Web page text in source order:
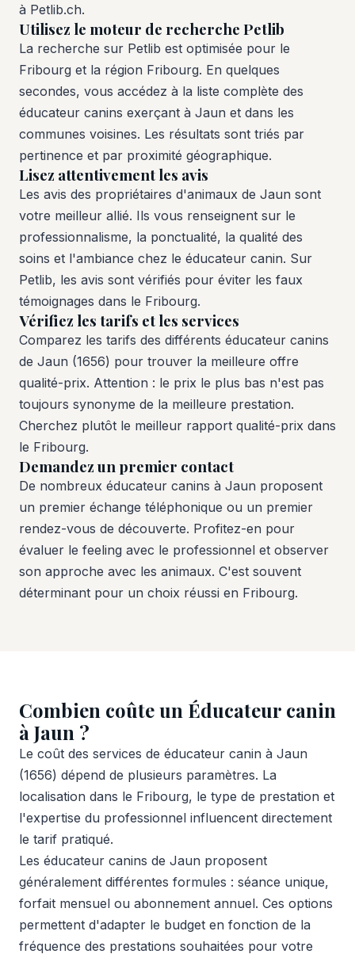
à Petlib.ch.
Utilisez le moteur de recherche Petlib
La recherche sur Petlib est optimisée pour le
Fribourg et la région Fribourg. En quelques
secondes, vous accédez à la liste complète des
éducateur canins exerçant à Jaun et dans les
communes voisines. Les résultats sont triés par
pertinence et par proximité géographique.
Lisez attentivement les avis
Les avis des propriétaires d'animaux de Jaun sont
votre meilleur allié. Ils vous renseignent sur le
professionnalisme, la ponctualité, la qualité des
soins et l'ambiance chez le éducateur canin. Sur
Petlib, les avis sont vérifiés pour éviter les faux
témoignages dans le Fribourg.
Vérifiez les tarifs et les services
Comparez les tarifs des différents éducateur canins
de Jaun (1656) pour trouver la meilleure offre
qualité-prix. Attention : le prix le plus bas n'est pas
toujours synonyme de la meilleure prestation.
Cherchez plutôt le meilleur rapport qualité-prix dans
le Fribourg.
Demandez un premier contact
De nombreux éducateur canins à Jaun proposent
un premier échange téléphonique ou un premier
rendez-vous de découverte. Profitez-en pour
évaluer le feeling avec le professionnel et observer
son approche avec les animaux. C'est souvent
déterminant pour un choix réussi en Fribourg.
Combien coûte un Éducateur canin
à Jaun ?
Le coût des services de éducateur canin à Jaun
(1656) dépend de plusieurs paramètres. La
localisation dans le Fribourg, le type de prestation et
l'expertise du professionnel influencent directement
le tarif pratiqué.
Les éducateur canins de Jaun proposent
généralement différentes formules : séance unique,
forfait mensuel ou abonnement annuel. Ces options
permettent d'adapter le budget en fonction de la
fréquence des prestations souhaitées pour votre